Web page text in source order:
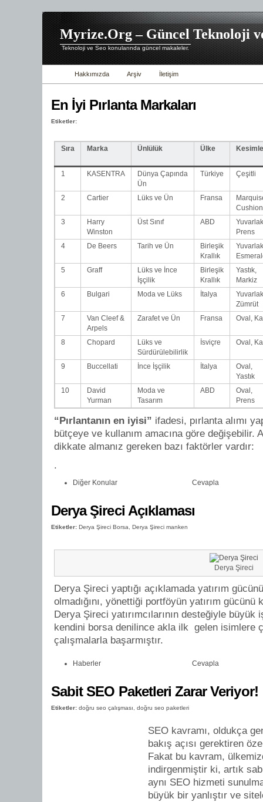
Myrize.Org – Güncel Teknoloji
Teknoloji ve Seo konularında güncel makaleler.
Hakkımızda Arşiv İletişim
En İyi Pırlanta Markaları
Etiketler:
Sıra Marka Ünlülük Ülke
1 KASENTRA
Dünya Çapında
Ün
Türkiye Çeşitli
2 Cartier Lüks ve Ün Fransa
Cushion
3
Harry
Winston
Üst Sınıf ABD
Prens
4
De Beers Tarih ve Ün
Birleşik
Krallık
5
Graff
Lüks ve İnce
İşçilik
Birleşik
Krallık
Yastık,
Markiz
6
Bulgari Moda ve Lüks İtalya
Zümrüt
7
Van Cleef &
Arpels
Zarafet ve Ün Fransa Oval,
8 Chopard
Lüks ve
Sürdürülebilirlik
İsviçre Oval,
9 Buccellati İnce İşçilik İtalya
Oval,
Yastık
10
David
Yurman
Moda ve
Tasarım
ABD
Oval,
Prens
“Pırlantanın en iyisi” ifadesi, pırlanta alımı
bütçeye ve kullanım amacına göre değişebilir.
dikkate almanız gereken bazı faktörler vardır:
.
Diğer Konular Cevapla
Derya Şireci Açıklaması
Etiketler: Derya Şireci Borsa Derya Şireci manken
Derya Şireci
Derya Şireci yaptığı açıklamada yatırım
olmadığını, yönettiği portföyün yatırım gücünü
Derya Şireci yatırımcılarının desteğiyle büyük
kendini borsa denilince akla ilk gelen isimlere
çalışmalarla başarmıştır.
Haberler Cevapla
Sabit SEO Paketleri Zarar Veriyor!
Etiketler: doğru seo çalışması doğru seo paketleri
SEO kavramı, oldukça
bakış açısı gerektiren
Fakat bu kavram,
indirgenmiştir ki, artık
aynı SEO hizmeti
büyük bir yanlıştır ve